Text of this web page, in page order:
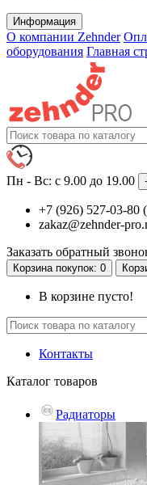
Информация
О компании Zehnder
оборудования Главная
Пн - Вс: с 9.00 до 19.00
+7 (926) 527-03-80
zakaz@zehnder-
Заказать обратный
Корзинапокупок: 0
В корзине пусто!
Контакты
Каталог товаров
Радиаторы